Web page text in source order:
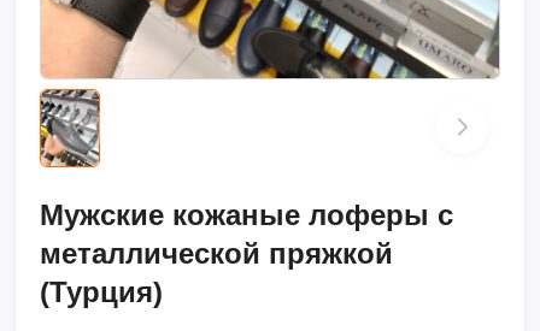
Мужские кожаные лоферы с
металлической пряжкой
(Турция)